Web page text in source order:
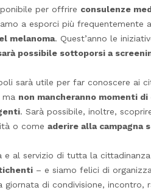
per offrire consulenze
a esporci più frequentemente
melanoma. Quest’anno le
sarà possibile sottoporsi a
sarà utile per far conoscere ai
non mancheranno momenti
. Sarà possibile, inoltre,
o come aderire alla campagna
e al servizio di tutta la
– e siamo felici di
di condivisione, incontro,